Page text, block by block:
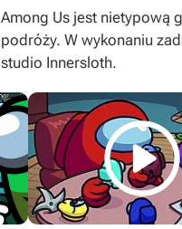
deduction game, Statki
Game Pass Essential,
Among Us jest nietypową
podróży. W wykonaniu
studio Innersloth.